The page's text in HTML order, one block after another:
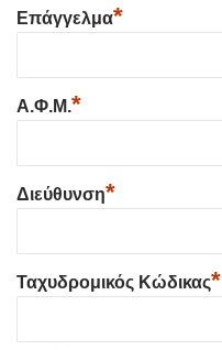
Επάγγελμα*
Α.Φ.Μ.*
Διεύθυνση*
Ταχυδρομικός Κώδικας*